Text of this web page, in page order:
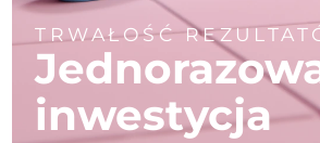
TRWAŁOŚĆ
inwestycja